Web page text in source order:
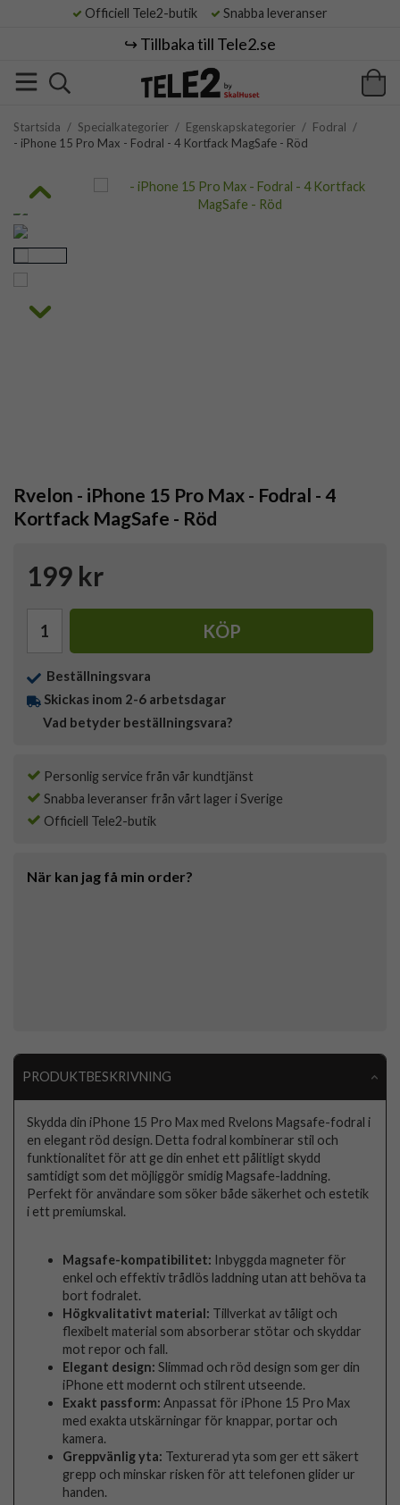
Officiell Tele2-butik Snabba leveranser
↪️ Tillbaka till Tele2.se
Startsida / Specialkategorier / Egenskapskategorier / Fodral /
- iPhone 15 Pro Max - Fodral - 4 Kortfack MagSafe - Röd
Rvelon - iPhone 15 Pro Max - Fodral - 4
Kortfack MagSafe - Röd
199 kr
KÖP
Beställningsvara
Skickas inom 2-6 arbetsdagar
Vad betyder beställningsvara?
Personlig service från vår kundtjänst
Snabba leveranser från vårt lager i Sverige
Officiell Tele2-butik
När kan jag få min order?
PRODUKTBESKRIVNING
Skydda din iPhone 15 Pro Max med Rvelons Magsafe-fodral i
en elegant röd design. Detta fodral kombinerar stil och
funktionalitet för att ge din enhet ett pålitligt skydd
samtidigt som det möjliggör smidig Magsafe-laddning.
Perfekt för användare som söker både säkerhet och estetik
i ett premiumskal.
Magsafe-kompatibilitet: Inbyggda magneter för
enkel och effektiv trådlös laddning utan att behöva ta
bort fodralet.
Högkvalitativt material: Tillverkat av tåligt och
flexibelt material som absorberar stötar och skyddar
mot repor och fall.
Elegant design: Slimmad och röd design som ger din
iPhone ett modernt och stilrent utseende.
Exakt passform: Anpassat för iPhone 15 Pro Max
med exakta utskärningar för knappar, portar och
kamera.
Greppvänlig yta: Texturerad yta som ger ett säkert
grepp och minskar risken för att telefonen glider ur
handen.